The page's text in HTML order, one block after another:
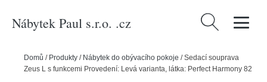
Nábytek Paul s.r.o. .cz Vyhledávání
Domů / Produkty / Nábytek do obývacího pokoje /Sedací souprava
Zeus L s funkcemi Provedení: Levá varianta, látka: Perfect Harmony 82